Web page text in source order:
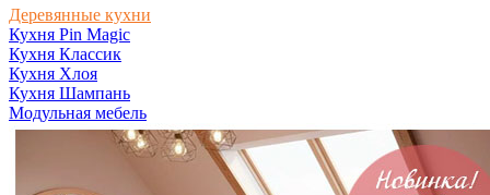
Деревянные кухни
Кухня Pin Magic
Кухня Классик
Кухня Хлоя
Кухня Шампань
Модульная мебель